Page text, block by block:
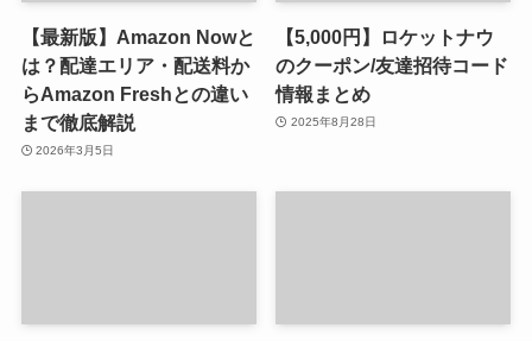
【最新版】Amazon Nowと
は？配達エリア・配送料か
らAmazon Freshとの違い
まで徹底解説
2026年3月5日
【5,000円】ロケットナウ
のクーポン/友達招待コード
情報まとめ
2025年8月28日